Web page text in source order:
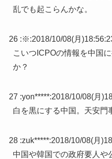
乱でも起こらんかな。
26 :※:2018/10/08(月
こいつICPOの情報を中国
か？
27 :yon*****:2018/10/08(月
白を黒にする中国。天安門
28 :zuk*****:2018/10/08(月
中国や韓国での政府要人や